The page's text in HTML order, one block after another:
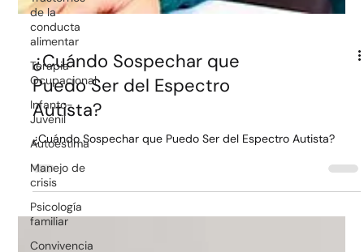
de la
conducta
alimentar
Terapia
Ocupacional
Infanto-
Juvenil
Autoestima
Manejo de
crisis
Psicología
familiar
Convivencia
¿Cuándo Sospechar que
Puedo Ser del Espectro
Autista?
¿Cuándo Sospechar que Puedo Ser del Espectro Autista?